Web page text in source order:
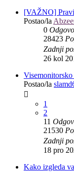
[VAŽNO]
Postao/la
0
28423
Zadnji
26 kol
Postao/la
1
2
11
21530
Zadnji
18 pro
Kako izgleda